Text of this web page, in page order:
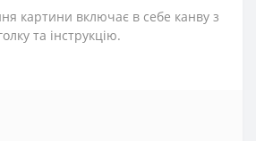
картини включає в себе канву з
та інструкцію.